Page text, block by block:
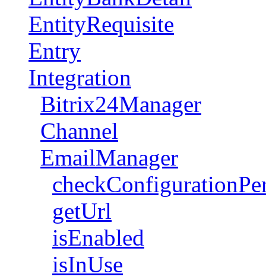
EntityRequisite
Entry
Integration
Bitrix24Manager
Channel
EmailManager
getUrl
isEnabled
isInUse